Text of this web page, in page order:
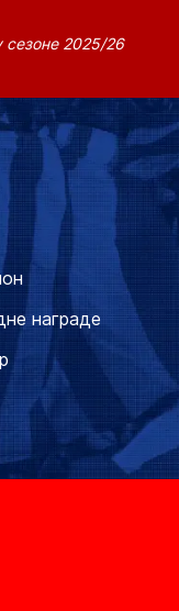
сезоне 2025/26
награде